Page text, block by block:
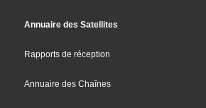
Annuaire des Satellites
Rapports de réception
Annuaire des Chaînes